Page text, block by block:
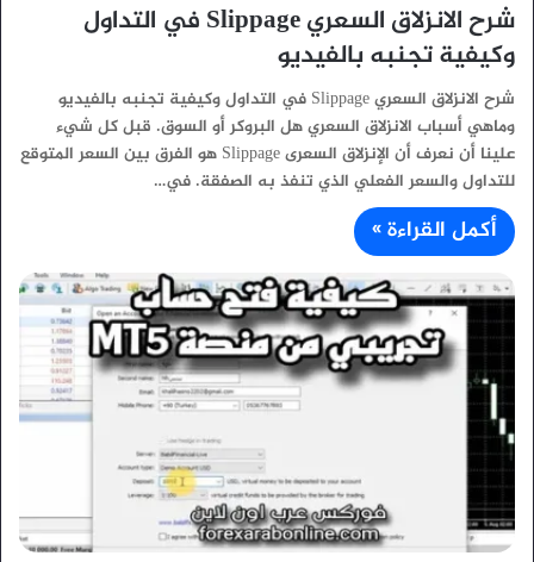
شرح الانزلاق السعري Slippage في التداول
وكيفية تجنبه بالفيديو
شرح الانزلاق السعري Slippage في التداول وكيفية تجنبه بالفيديو
وماهي أسباب الانزلاق السعري هل البروكر أو السوق. قبل كل شيء
علينا أن نعرف أن الإنزلاق السعرى Slippage هو الفرق بين السعر المتوقع
للتداول والسعر الفعلي الذي تنفذ به الصفقة. في…
أكمل القراءة »